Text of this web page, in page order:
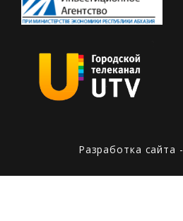
Разработка сайта -